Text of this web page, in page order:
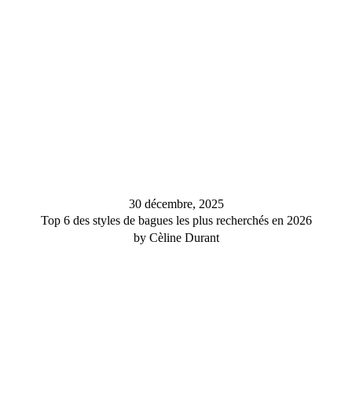
30 décembre, 2025
Top 6 des styles de bagues les plus recherchés en 2026
by Cèline Durant